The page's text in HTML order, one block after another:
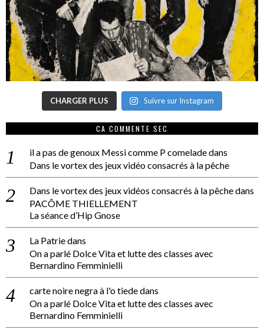
CHARGER PLUS Suivre sur Instagram
CA COMMENTE SEC
il a pas de genoux Messi comme P comeladedans
Dans le vortex des jeux vidéo consacrés à la pêche
Dans le vortex des jeux vidéos consacrés à la pêchedans
PACÔME THIELLEMENT
La séance d’Hip Gnose
La Patriedans
On a parlé Dolce Vita et lutte des classes avec
Bernardino Femminielli
carte noire negra à l'o tiededans
On a parlé Dolce Vita et lutte des classes avec
Bernardino Femminielli